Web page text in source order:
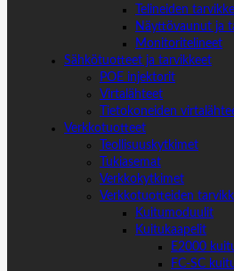
Telineiden
Näyttövaunut ja
Monitoritelineet
Sähkötuotteet ja tarvikkeet
POE injektorit
Virtalähteet
Tietokoneiden
Verkkotuotteet
Teollisuuskytkimet
Tukiasemat
Verkkokytkimet
Verkkotuotteiden
Kuitumoduulit
Kuitukaapelit
E2000
FC-SC